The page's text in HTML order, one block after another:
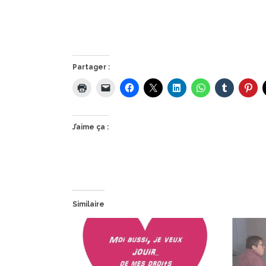
Partager :
J’aime ça :
Similaire